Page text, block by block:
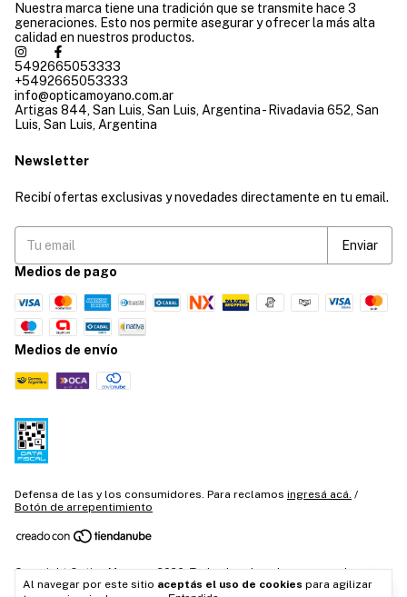
Al navegar por este sitio aceptás el uso de cookies para agilizar
Nuestra marca tiene una tradición que se transmite hace 3
generaciones. Esto nos permite asegurar y ofrecer la más alta
calidad en nuestros productos.
5492665053333
+5492665053333
info@opticamoyano.com.ar
Artigas 844, San Luis, San Luis, Argentina - Rivadavia 652, San
Luis, San Luis, Argentina
Newsletter
Recibí ofertas exclusivas y novedades directamente en tu email.
Medios de pago
Medios de envío
Defensa de las y los consumidores. Para reclamos ingresá acá. /
Botón de arrepentimiento
Copyright Optica Moyano - 2026. Todos los derechos reservados.